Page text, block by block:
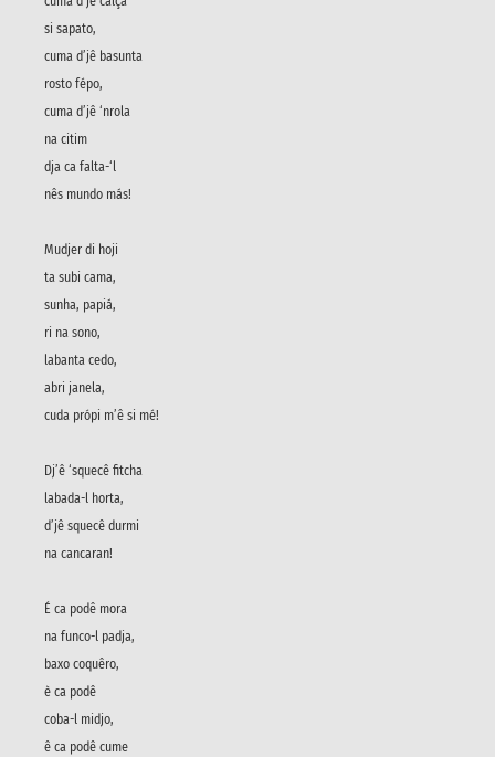
si sapato,
cuma d’jê basunta
rosto fépo,
cuma d’jê ‘nrola
na citim
dja ca falta-‘l
nês mundo más!
Mudjer di hoji
ta subi cama,
sunha, papiá,
ri na sono,
labanta cedo,
abri janela,
cuda própi m’ê si mé!
Dj’ê ‘squecê fitcha
labada-l horta,
d’jê squecê durmi
na cancaran!
É ca podê mora
na funco-l padja,
baxo coquêro,
è ca podê
coba-l midjo,
ê ca podê cume